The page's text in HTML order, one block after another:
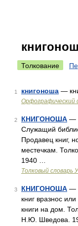
Толкование
1 книгоноша —
Орфографический
2 КНИГОНОША —
Служащий
Продавец книг,
местечкам.
1940 …
Толковый словарь
3 КНИГОНОША —
книг вразнос
книги на дом.
Н.Ю. Шведова.